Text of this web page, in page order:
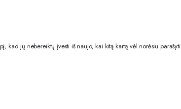
kad jų nebereiktų įvesti iš naujo, kai kitą kartą vėl norėsiu parašyti